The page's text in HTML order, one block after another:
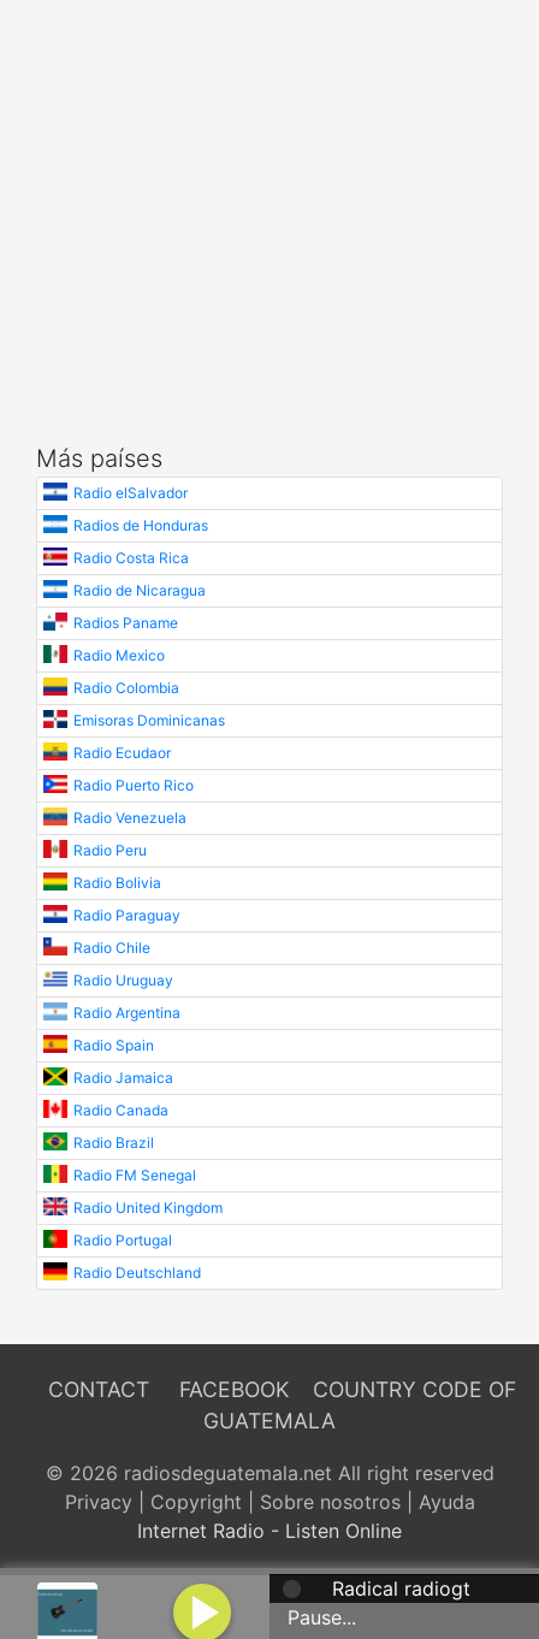
Más países
Radio elSalvador
Radios de Honduras
Radio Costa Rica
Radio de Nicaragua
Radios Paname
Radio Mexico
Radio Colombia
Emisoras Dominicanas
Radio Ecudaor
Radio Puerto Rico
Radio Venezuela
Radio Peru
Radio Bolivia
Radio Paraguay
Radio Chile
Radio Uruguay
Radio Argentina
Radio Spain
Radio Jamaica
Radio Canada
Radio Brazil
Radio FM Senegal
Radio United Kingdom
Radio Portugal
Radio Deutschland
CONTACT FACEBOOK
COUNTRY CODE OF
GUATEMALA
© 2026 radiosdeguatemala.net All right reserved
Privacy
Copyright Sobre nosotros| Ayuda
Internet Radio - Listen Online
Radical radiogt
Pause...